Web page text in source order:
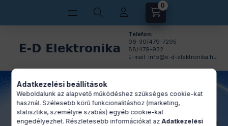
Kosárban lévő
0
Telefon:
06-30/479-7295
88/479-932
E-mail: info@e-d-elektronika.hu
Adatkezelési beállítások
Weboldalunk az alapvető működéshez szükséges cookie-kat
használ. Szélesebb körű funkcionalitáshoz (marketing,
statisztika, személyre szabás) egyéb cookie-kat
engedélyezhet. Részletesebb információkat azAdatkezelési